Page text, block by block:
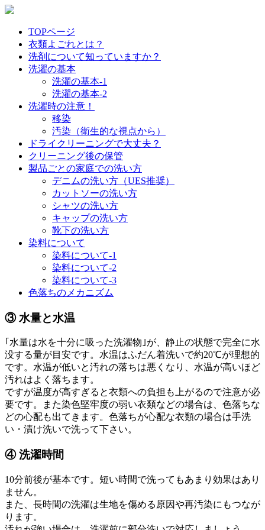
TOPページ
衣類よごれとは？
洗剤について知っていますか？
洗濯の基本
洗濯の基本-1
洗濯の基本-2
洗濯時の注意！
移染
汚染（衛生的な視点から）
ドライクリーニングで大丈夫？
クリーニング後の保管
製品ごとの家庭での洗い方
デニムの洗い方（UES推奨）
カットソーの洗い方
シャツの洗い方
キャップの洗い方
靴下の洗い方
染料について
染料について-1
染料について-2
染料について-3
色落ちのメカニズム
③ 水量と水温
｢水量は水を十分に吸った洗濯物｣が、静止の状態で完全に水
没する量が目安です。水温はふだん着洗いで約20℃が理想的
です。水温が低いと汚れの落ちは悪くなり、水温が高いほど
汚れはよく落ちます。
ですが温度が高すぎると衣類への負担も上がるので注意が必
要です。また染色堅牢度の弱い衣類などの場合は、色落ちな
どの心配も出てきます。色落ちが心配な衣類の場合は手洗
い・漬け洗いで洗って下さい。
④ 洗濯時間
10分前後が基本です。短い時間で洗ってもあまり効果はあり
ません。
また、長時間の洗濯は生地を傷める原因や再汚染にもつなが
ります。